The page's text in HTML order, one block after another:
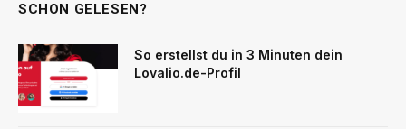
SCHON GELESEN?
So erstellst du in 3 Minuten dein
Lovalio.de-Profil